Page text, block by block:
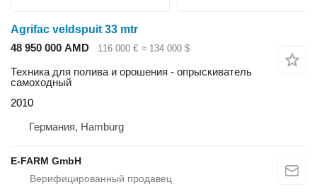
Agrifac veldspuit 33 mtr
48 950 000 AMD
116 000 € ≈ 134 000 $
Техника для полива и орошения - опрыскиватель
самоходный
2010
Германия, Hamburg
E-FARM GmbH